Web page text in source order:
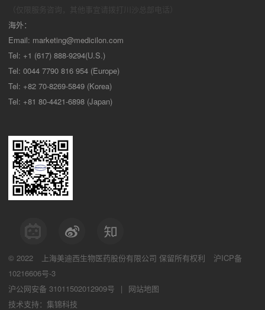
海外：
Email: marketing@medicilon.com
Tel: +1 (617) 888-9294(U.S.)
Tel: 0044 7790 816 954 (Europe)
Tel: +82 70-8269-5849 (Korea)
Tel: +81 80-4421-6898 (Japan)
© 2022 上海美迪西生物医药股份有限公司 保留所有权利
沪ICP备
10216606号-3
沪公网安备 31011502012909号
|
网站地图
技术支持：集锦科技